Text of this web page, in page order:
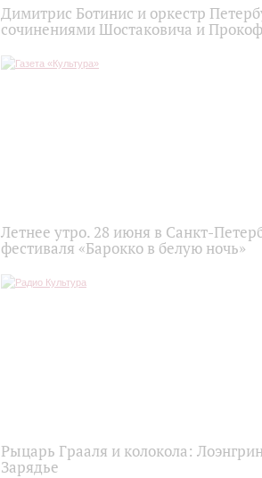
Димитрис Ботинис и оркестр
сочинениями Шостаковича и
Летнее утро. 28 июня в Санкт-
фестиваля «Барокко в белую ночь»
Рыцарь Грааля и колокола:
Зарядье